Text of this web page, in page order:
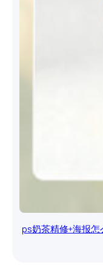
ps奶茶精修+海报